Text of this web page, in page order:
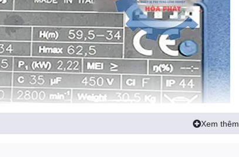
Xem thêm